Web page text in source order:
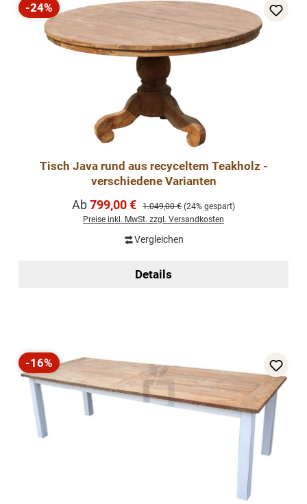
Rabatt
-24%
Tisch Java rund aus recyceltem Teakholz -
verschiedene Varianten
Verkaufspreis:
Ab799,00 € Regulärer Preis:
1.049,00 € (24% gespart)
Preise inkl. MwSt. zzgl. Versandkosten
Vergleichen
Details
Rabatt
-16%